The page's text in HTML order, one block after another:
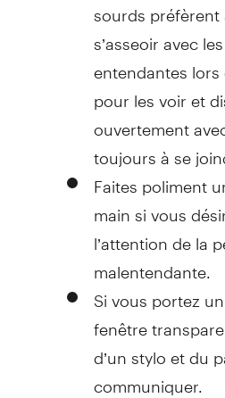
sourds
s’asseoir avec
entendantes
pour les voir et
ouvertement
toujours à se
Faites poliment
main si vous
l’attention de la
malentendante.
Si vous portez
fenêtre
d’un stylo et du
communiquer.